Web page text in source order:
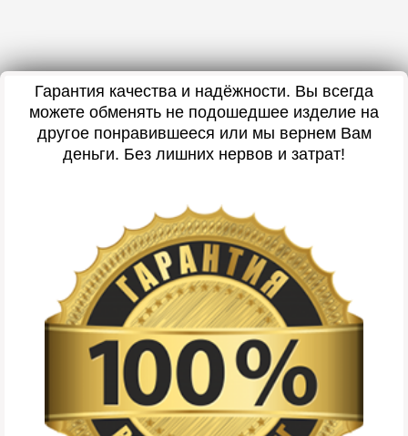
Гарантия качества и надёжности. Вы всегда
можете обменять не подошедшее изделие на
другое понравившееся или мы вернем Вам
деньги. Без лишних нервов и затрат!